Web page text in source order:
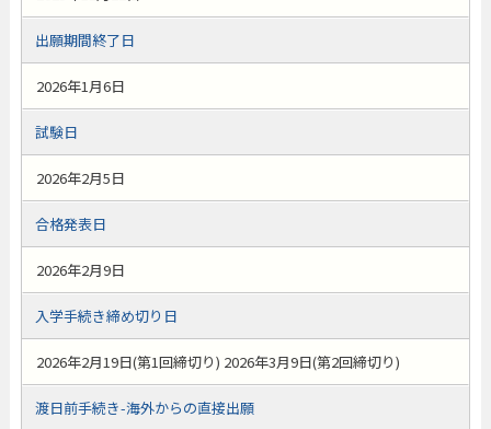
出願期間終了日
2026年1月6日
試験日
2026年2月5日
合格発表日
2026年2月9日
入学手続き締め切り日
2026年2月19日(第1回締切り) 2026年3月9日(第2回締切り)
渡日前手続き-海外からの直接出願